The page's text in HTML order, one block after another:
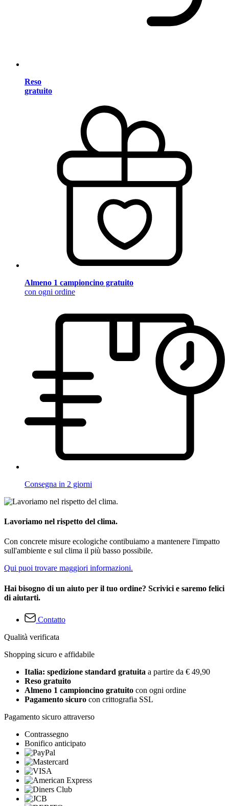
Reso
gratuito
Almeno 1 campioncino gratuito
con ogni ordine
Consegna in 2 giorni
Lavoriamo nel rispetto del clima.
Con concrete misure ecologiche contibuiamo a mantenere l'impatto
sull'ambiente e sul clima il più basso possibile.
Qui puoi trovare maggiori informazioni.
Hai bisogno di un aiuto per il tuo ordine? Scrivici e saremo felici
di aiutarti.
Contatto
Qualità verificata
Shopping sicuro e affidabile
Italia: spedizione standard gratuita a partire da € 49,90
Reso gratuito
Almeno 1 campioncino gratuito con ogni ordine
Pagamento sicuro con crittografia SSL
Pagamento sicuro attraverso
Contrassegno
Bonifico anticipato